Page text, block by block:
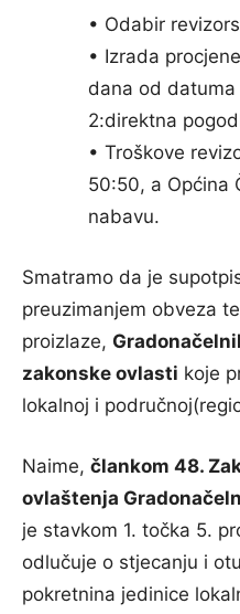
• Odabir
• Izrada
dana od
2:direktna
• Troškove
50:50, a Općina
nabavu.
Smatramo da je
preuzimanjem obveza
proizlaze,
zakonske ovlasti koje
lokalnoj i
Naime, člankom 48.
ovlaštenja
je stavkom 1. točka 5.
odlučuje o stjecanju i
pokretnina jedinice